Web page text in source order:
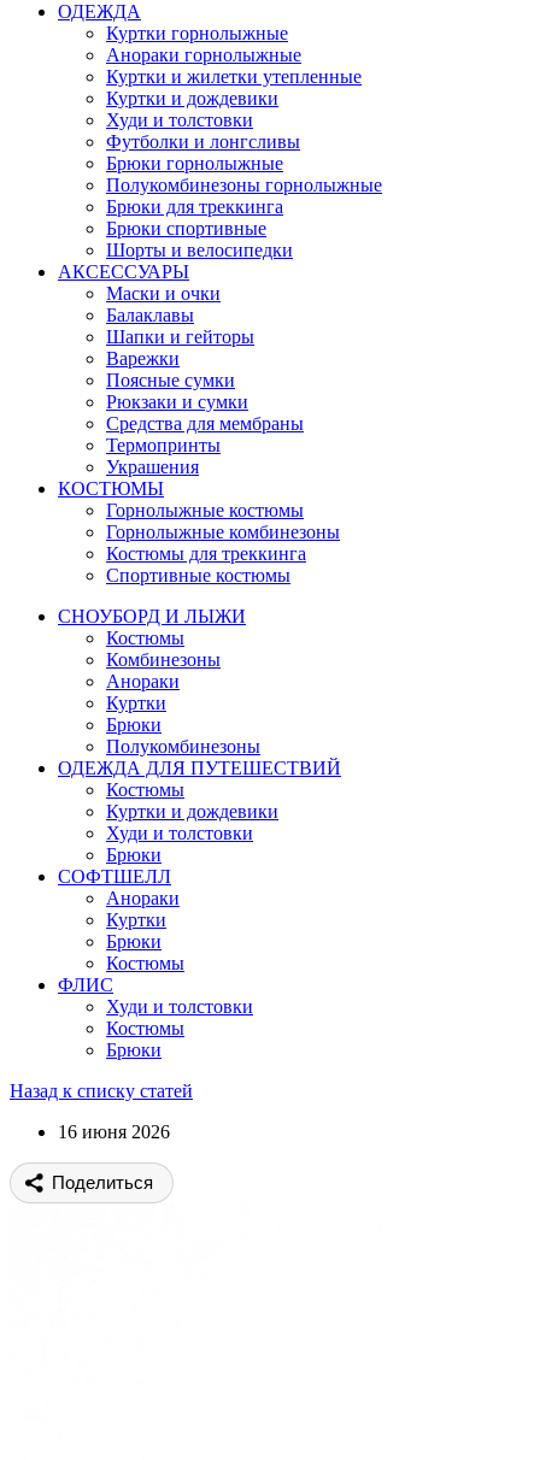
ОДЕЖДА
Куртки горнолыжные
Анораки горнолыжные
Куртки и жилетки утепленные
Куртки и дождевики
Худи и толстовки
Футболки и лонгсливы
Брюки горнолыжные
Полукомбинезоны горнолыжные
Брюки для треккинга
Брюки спортивные
Шорты и велосипедки
АКСЕССУАРЫ
Маски и очки
Балаклавы
Шапки и гейторы
Варежки
Поясные сумки
Рюкзаки и сумки
Средства для мембраны
Термопринты
Украшения
КОСТЮМЫ
Горнолыжные костюмы
Горнолыжные комбинезоны
Костюмы для треккинга
Спортивные костюмы
СНОУБОРД И ЛЫЖИ
Костюмы
Комбинезоны
Анораки
Куртки
Брюки
Полукомбинезоны
ОДЕЖДА ДЛЯ ПУТЕШЕСТВИЙ
Костюмы
Куртки и дождевики
Худи и толстовки
Брюки
СОФТШЕЛЛ
Анораки
Куртки
Брюки
Костюмы
ФЛИС
Худи и толстовки
Костюмы
Брюки
Назад к списку статей
16 июня 2026
Поделиться